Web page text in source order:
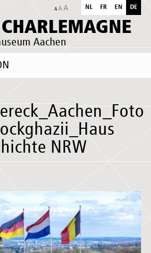
CHARLEMAGNE
Aachen
NL FR EN DE
NRW